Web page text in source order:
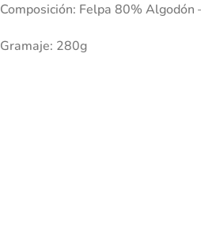
Composición: Felpa 80% Algodón
Gramaje: 280g